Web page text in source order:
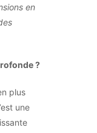
en
?
plus
une